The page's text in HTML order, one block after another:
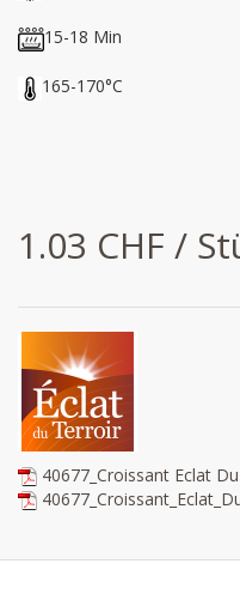
15-18 Min
165-170°C
1.03 CHF /
40677_Croissant Eclat